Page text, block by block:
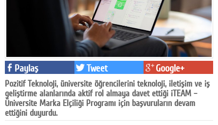
Televizyon
Pr
Facebook
Diziler
Karikatür
Paylaş Tweet Google+
Pozitif Teknoloji, üniversite öğrencilerini teknoloji, iletişim ve iş
geliştirme alanlarında aktif rol almaya davet ettiği iTEAM –
Üniversite Marka Elçiliği Programı için başvuruların devam
ettiğini duyurdu.